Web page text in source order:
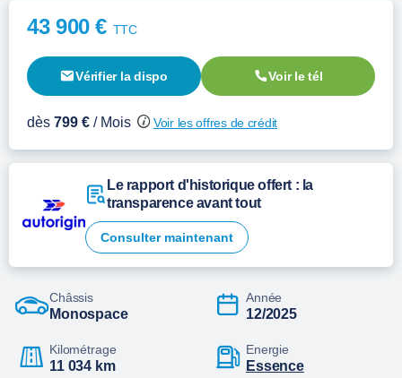
43 900 € TTC
Vérifier la dispo Voir le tél
dès 799 € / Mois Voir les offres de crédit
Le rapport d'historique offert : la
transparence avant tout
Consulter maintenant
Châssis
Monospace
Année
12/2025
Kilométrage
11 034 km
Energie
essence